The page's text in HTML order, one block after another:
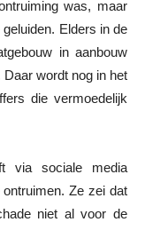
was, maar
Elders in de
in aanbouw
wordt nog in het
die vermoedelijk
via sociale media
Ze zei dat
niet al voor de